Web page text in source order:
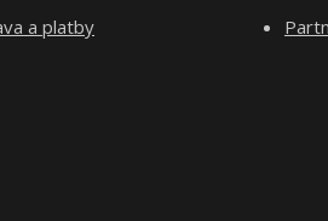
a platby